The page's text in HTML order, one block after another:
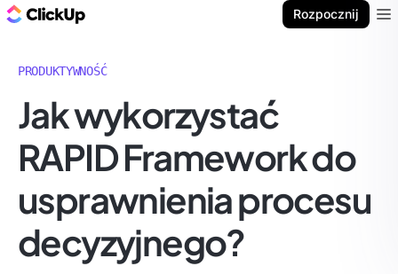
Rozpocznij
PRODUKTYWNOŚĆ
Jak wykorzystać
RAPID Framework do
usprawnienia procesu
decyzyjnego?